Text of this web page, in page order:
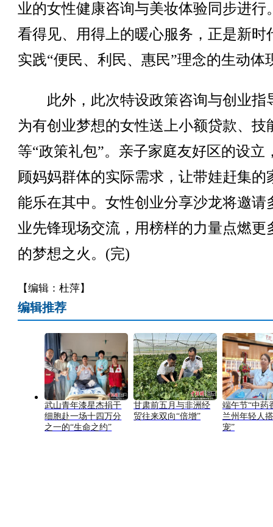
业的女性健康咨询与美妆体验同步进行
看得见、用得上的暖心服务，正是新时
实践“便民、利民、惠民”理念的生动体
此外，此次特设政策咨询与创业指
为有创业梦想的女性送上小额贷款、技
等“政策礼包”。亲子家庭友好区的设立
顾妈妈群体的实际需求，让带娃赶集的
能乐在其中。女性创业分享沙龙将邀请
业先锋现场交流，用榜样的力量点燃更
的梦想之火。(完)
【编辑：杜萍】
编辑推荐
武山青年漆星杰捐干
细胞赴一场十四万分
之一的“生命之约”
甘肃前五月与非洲经
贸往来双向“倍增”
端午节“中药
兰州年轻人
宠”